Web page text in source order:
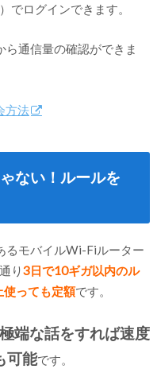
でログインできます。
ら通信量の確認ができま
方法
ない！ルールを
るモバイルWi-Fiルーター
り3日で10ギガ以内のル
っても定額です。
極端な話をすれば速度
可能です。